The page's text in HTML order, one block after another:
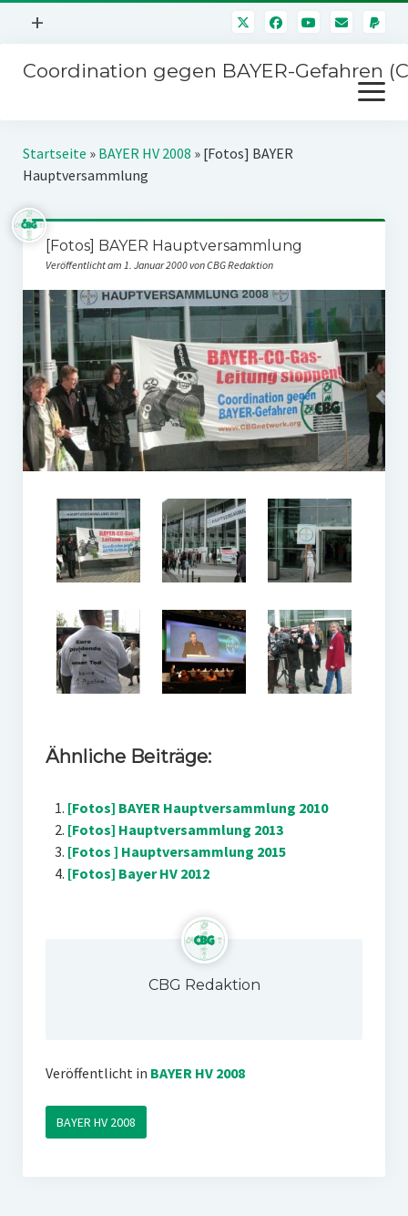
Menü
+
Mitmachen
Über uns
Kontakt
Impressum
Coordination gegen BAYER-Gefahren
Menü
öffnen
Kampagnen
Stichwort BAYER
Jahrestagung
SPENDEN
Startseite » BAYER HV 2008 » [Fotos] BAYER
Hauptversammlung
[Fotos] BAYER Hauptversammlung
Veröffentlicht am 1. Januar 2000 von CBG Redaktion
Ähnliche Beiträge:
[Fotos] BAYER Hauptversammlung 2010
[Fotos] Hauptversammlung 2013
[Fotos ] Hauptversammlung 2015
[Fotos] Bayer HV 2012
CBG Redaktion
Veröffentlicht in BAYER HV 2008
BAYER HV 2008